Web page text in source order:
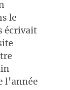
le
écrivait
l’année